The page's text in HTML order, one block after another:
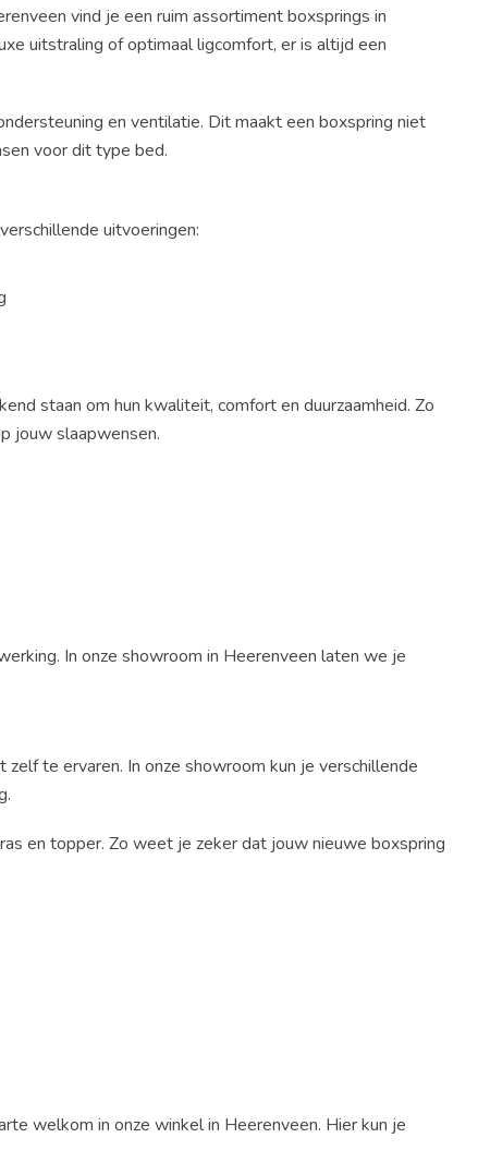
vind je een ruim assortiment boxsprings in
uitstraling of optimaal ligcomfort, er is altijd een
en ventilatie. Dit maakt een boxspring niet
voor dit type bed.
uitvoeringen:
staan om hun kwaliteit, comfort en duurzaamheid. Zo
jouw slaapwensen.
In onze showroom in Heerenveen laten we je
te ervaren. In onze showroom kun je verschillende
en topper. Zo weet je zeker dat jouw nieuwe boxspring
welkom in onze winkel in Heerenveen. Hier kun je